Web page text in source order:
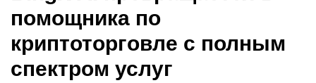
помощника по
криптоторговле с полным
спектром услуг